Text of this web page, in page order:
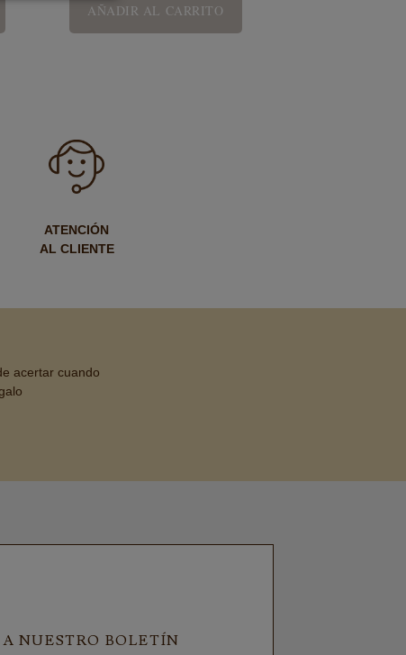
AÑADIR AL CARRITO
ATENCIÓN
AL CLIENTE
acertar cuando
NUESTRO BOLETÍN